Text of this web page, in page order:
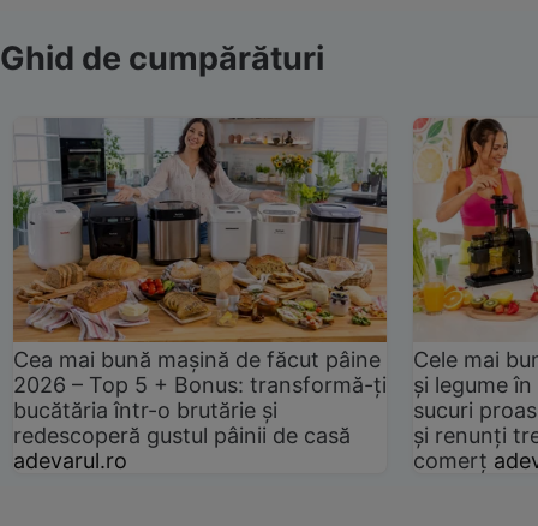
Ghid de cumpărături
Cea mai bună mașină de făcut pâine
2026 – Top 5 + Bonus: transformă-ți
bucătăria într-o brutărie și
redescoperă gustul pâinii de casă
adevarul.ro
Cele mai
și legume
sucuri
și renunți
comerț